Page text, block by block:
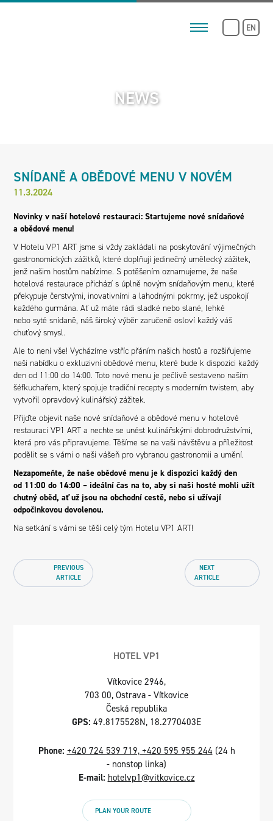
EN
NEWS
SNÍDANĚ A OBĚDOVÉ MENU V NOVÉM
11.3.2024
Novinky v naší hotelové restauraci: Startujeme nové snídaňové
a obědové menu!
V Hotelu VP1 ART jsme si vždy zakládali na poskytování výjimečných
gastronomických zážitků, které doplňují jedinečný umělecký zážitek,
jenž našim hostům nabízíme. S potěšením oznamujeme, že naše
hotelová restaurace přichází s úplně novým snídaňovým menu, které
překypuje čerstvými, inovativními a lahodnými pokrmy, jež uspokojí
každého gurmána. Ať už máte rádi sladké nebo slané, lehké
nebo syté snídaně, náš široký výběr zaručeně osloví každý váš
chuťový smysl.
Ale to není vše! Vycházíme vstříc přáním našich hostů a rozšiřujeme
naši nabídku o exkluzivní obědové menu, které bude k dispozici každý
den od 11:00 do 14:00. Toto nové menu je pečlivě sestaveno naším
šéfkuchařem, který spojuje tradiční recepty s moderním twistem, aby
vytvořil opravdový kulinářský zážitek.
Přijďte objevit naše nové snídaňové a obědové menu v hotelové
restauraci VP1 ART a nechte se unést kulinářskými dobrodružstvími,
která pro vás připravujeme. Těšíme se na vaši návštěvu a příležitost
podělit se s vámi o naši vášeň pro vybranou gastronomii a umění.
Nezapomeňte, že naše obědové menu je k dispozici každý den
od 11:00 do 14:00 – ideální čas na to, aby si naši hosté mohli užít
chutný oběd, ať už jsou na obchodní cestě, nebo si užívají
odpočinkovou dovolenou.
Na setkání s vámi se těší celý tým Hotelu VP1 ART!
NEXT
ARTICLE
PREVIOUS
ARTICLE
HOTEL VP1
Vítkovice 2946,
703 00, Ostrava - Vítkovice
Česká republika
GPS: 49.8175528N, 18.2770403E
Phone: +420 724 539 719, +420 595 955 244 (24 h
- nonstop linka)
E-mail: hotelvp1@vitkovice.cz
PLAN YOUR ROUTE